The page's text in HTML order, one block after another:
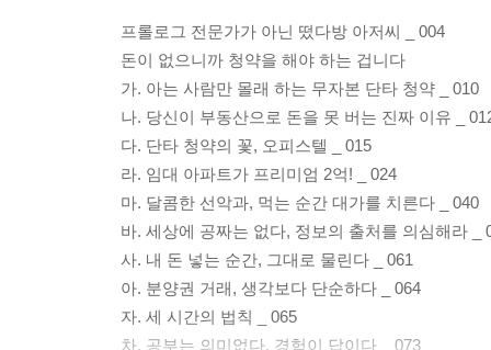
프롤로그 전문가가 아닌 떴다방 아저씨 _ 004
돈이 없으니까 청약을 해야 하는 겁니다
가. 아는 사람만 몰래 하는 무자본 단타 청약 _ 010
나. 당신이 부동산으로 돈을 못 버는 진짜 이유 _
다. 단타 청약의 꽃, 오피스텔 _ 015
라. 임대 아파트가 프리미엄 2억! _ 024
마. 달콤한 선악과, 먹는 순간 대가를 치른다 _ 040
바. 세상에 공짜는 없다, 정보의 출처를 의심해라 _
사. 내 돈 넣는 순간, 그대로 물린다 _ 061
아. 분양권 거래, 생각보다 단순하다 _ 064
자. 세 시간의 법칙 _ 065
차. 공부는 의미없다, 경험이 답이다 _ 073